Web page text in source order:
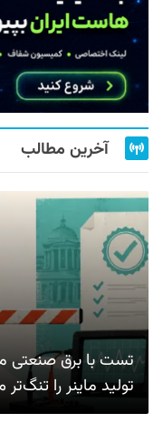
آخرین مطالب
تست با برق
تولید ماینر را